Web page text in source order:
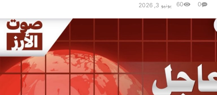
يونيو 3, 2026 0
60